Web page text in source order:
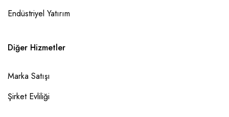
Endüstriyel Yatırım
Diğer Hizmetler
Marka Satışı
Şirket Evliliği